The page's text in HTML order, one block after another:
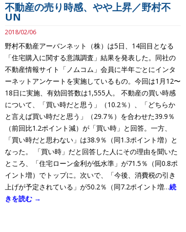
不動産の売り時感、やや上昇／野村不
UN
2018/02/06
野村不動産アーバンネット（株）は5日、14回目となる
「住宅購入に関する意識調査」結果を発表した。同社の
不動産情報サイト「ノムコム」会員に半年ごとにインタ
ーネットアンケートを実施しているもの。今回は1月12〜
18日に実施、有効回答数は1,555人。 不動産の買い時感
について、「買い時だと思う」（10.2％）、「どちらか
と言えば買い時だと思う」（29.7％）を合わせた39.9％
（前回比1.2ポイント減）が「買い時」と回答。一方、
「買い時だと思わない」は38.9％（同1.3ポイント増）と
なった。 「買い時」だと回答した人にその理由を聞いた
ところ、「住宅ローン金利が低水準」が71.5％（同0.8ポ
イント増）でトップに。次いで、「今後、消費税の引き
上げが予定されている」が50.2％（同7.2ポイント増…続
きを読む →